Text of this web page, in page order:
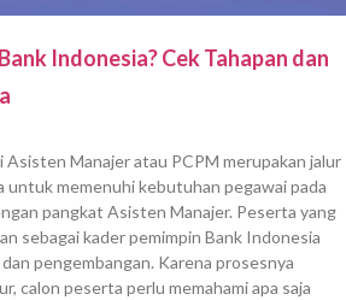
Indonesia? Cek Tahapan dan
Asisten Manajer atau PCPM merupakan jalur
memenuhi kebutuhan pegawai pada
pangkat Asisten Manajer. Peserta yang
sebagai kader pemimpin Bank Indonesia
pengembangan. Karena prosesnya
calon peserta perlu memahami apa saja